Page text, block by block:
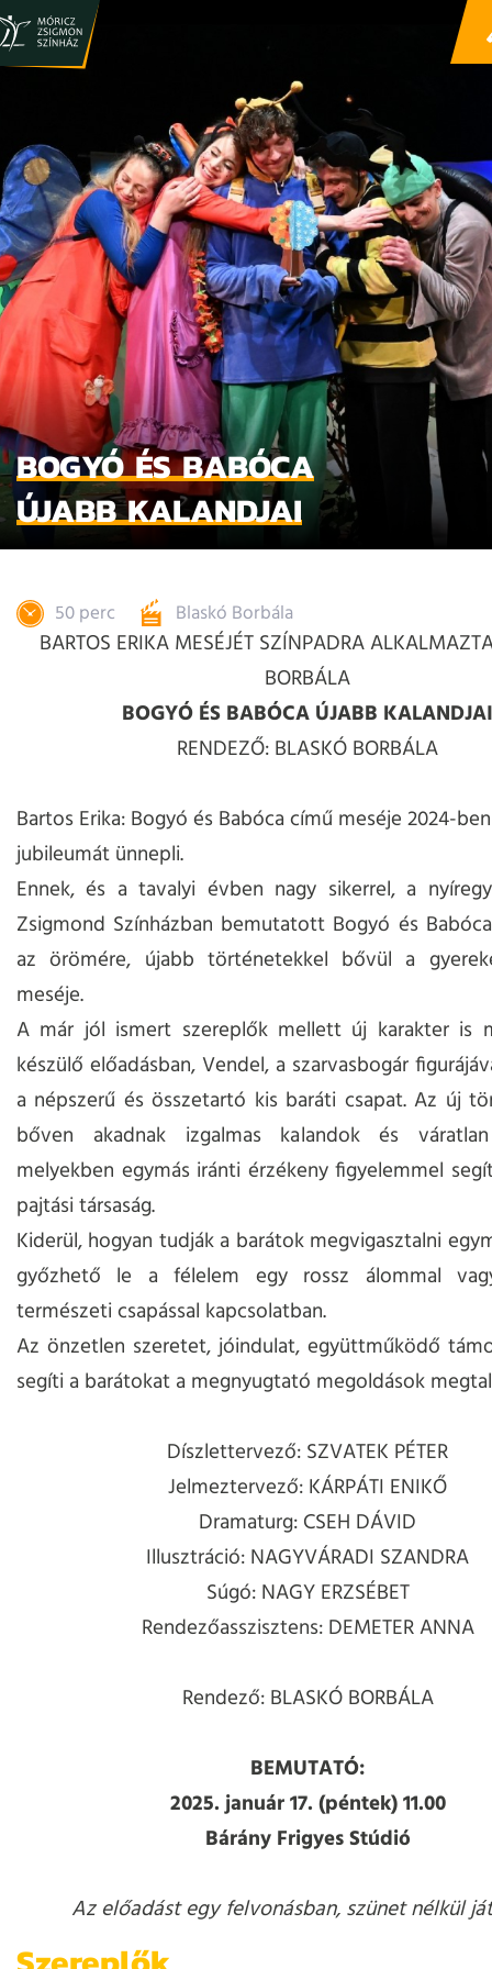
BOGYÓ ÉS BABÓCA
ÚJABB KALANDJAI
50 perc Blaskó Borbála
BARTOS ERIKA MESÉJÉT SZÍNPADRA
BORBÁLA
BOGYÓ ÉS BABÓCA ÚJABB KALANDJAI
RENDEZŐ: BLASKÓ BORBÁLA
Bartos Erika: Bogyó és Babóca című meséje 2024-
jubileumát ünnepli.
Ennek, és a tavalyi évben nagy sikerrel, a
Zsigmond Színházban bemutatott Bogyó és
az örömére, újabb történetekkel bővül a
meséje.
A már jól ismert szereplők mellett új karakter is
készülő előadásban, Vendel, a szarvasbogár
a népszerű és összetartó kis baráti csapat. Az új
bőven akadnak izgalmas kalandok és
melyekben egymás iránti érzékeny figyelemmel
pajtási társaság.
Kiderül, hogyan tudják a barátok megvigasztalni
győzhető le a félelem egy rossz álommal
természeti csapással kapcsolatban.
Az önzetlen szeretet, jóindulat, együttműködő
segíti a barátokat a megnyugtató megoldások
Díszlettervező: SZVATEK PÉTER
Jelmeztervező: KÁRPÁTI ENIKŐ
Dramaturg: CSEH DÁVID
Illusztráció: NAGYVÁRADI SZANDRA
Súgó: NAGY ERZSÉBET
Rendezőasszisztens: DEMETER ANNA
Rendező: BLASKÓ BORBÁLA
BEMUTATÓ:
2025. január 17. (péntek) 11.00
Bárány Frigyes Stúdió
Az előadást egy felvonásban, szünet nélkül